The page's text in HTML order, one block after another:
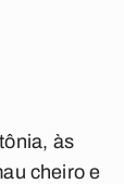
às
cheiro e